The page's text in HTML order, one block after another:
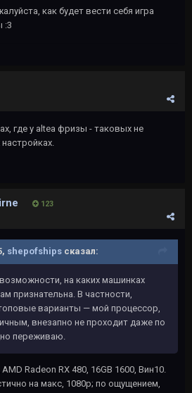
как будет вести себя игра
:3
где у altea фризы - таковых не
123
shepofships сказал:
на каких машинках
признательна. В частности,
варианты — мой процессор,
внезапно не проходит даже по
переживаю.
Radeon RX 480, 16GB 1600, Вин10.
на макс, 1080р; по ощущением,